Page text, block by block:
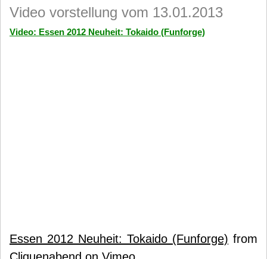
Video vorstellung vom 13.01.2013
Video: Essen 2012 Neuheit: Tokaido (Funforge)
Essen 2012 Neuheit: Tokaido (Funforge) from